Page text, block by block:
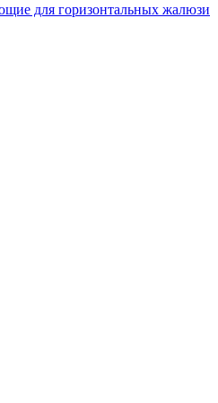
для горизонтальных жалюзи